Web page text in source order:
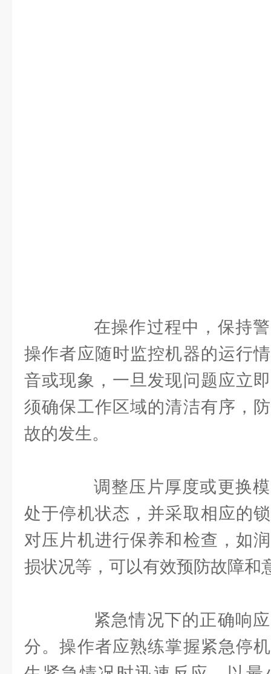
在操作过程中，保持警
操作者应随时监控机器的运行
音或现象，一旦发现问题应立
须确保工作区域的清洁有序，
故的发生。
调整压片厚度或更换模
处于停机状态，并采取相应的
对压片机进行保养和检查，如
损状况等，可以有效预防故障和
紧急情况下的正确响应
分。操作者应熟练掌握紧急停